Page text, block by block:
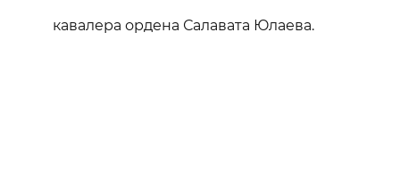
кавалера ордена Салавата Юлаева.